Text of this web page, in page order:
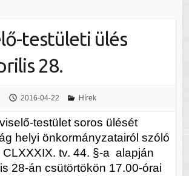
testületi ülés
28.
2016-04-22 Hírek
testület soros ülését
helyi önkormányzatairól szóló
CLXXXIX. tv. 44. §-a alapján
28-án csütörtökön 17.00-órai